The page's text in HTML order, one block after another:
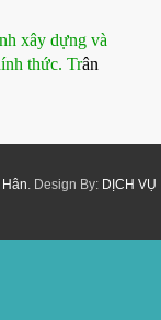
xây dựng và
thức. Trân
. Design By: DỊCH VỤ